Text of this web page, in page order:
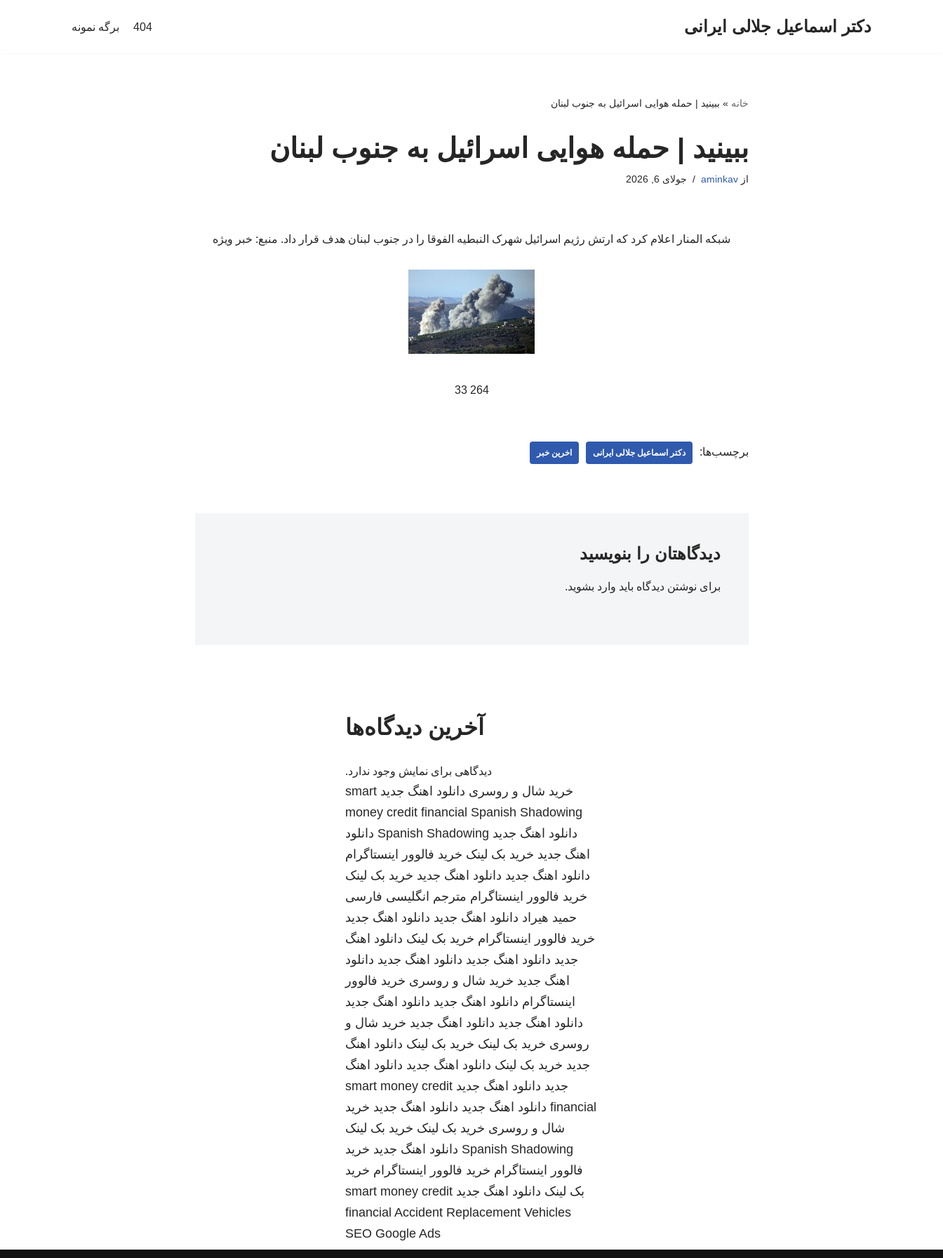
دکتر اسماعیل جلالی ایرانی 404 برگه نمونه
خانه » ببینید | حمله هوایی اسرائیل به جنوب لبنان
ببینید | حمله هوایی اسرائیل به جنوب لبنان
ازaminkav جولای 6, 2026
شبکه المنار اعلام کرد که ارتش رژیم اسرائیل شهرک النبطیه‌ الفوقا را در جنوب لبنان هدف قرار داد. منبع: خبر ویژه
264 33
برچسب‌ها: دکتر اسماعیل جلالی ایرانی اخرین خبر
دیدگاهتان را بنویسید
برای نوشتن دیدگاه باید وارد بشوید.
آخرین دیدگاه‌ها
دیدگاهی برای نمایش وجود ندارد.
خرید شال و روسری دانلود اهنگ جدید smart
money credit financial Spanish Shadowing
دانلود اهنگ جدید Spanish Shadowing دانلود
اهنگ جدید خرید بک لینک خرید فالوور اینستاگرام
دانلود اهنگ جدید دانلود اهنگ جدید خرید بک لینک
خرید فالوور اینستاگرام مترجم انگلیسی فارسی
حمید هیراد دانلود اهنگ جدید دانلود اهنگ جدید
خرید فالوور اینستاگرام خرید بک لینک دانلود اهنگ
جدید دانلود اهنگ جدید دانلود اهنگ جدید دانلود
اهنگ جدید خرید شال و روسری خرید فالوور
اینستاگرام دانلود اهنگ جدید دانلود اهنگ جدید
دانلود اهنگ جدید دانلود اهنگ جدید خرید شال و
روسری خرید بک لینک خرید بک لینک دانلود اهنگ
جدید خرید بک لینک دانلود اهنگ جدید دانلود اهنگ
جدید دانلود اهنگ جدید smart money credit
financial دانلود اهنگ جدید دانلود اهنگ جدید خرید
شال و روسری خرید بک لینک خرید بک لینک
Spanish Shadowing دانلود اهنگ جدید خرید
فالوور اینستاگرام خرید فالوور اینستاگرام خرید
بک لینک دانلود اهنگ جدید smart money credit
financial Accident Replacement Vehicles
SEO Google Ads